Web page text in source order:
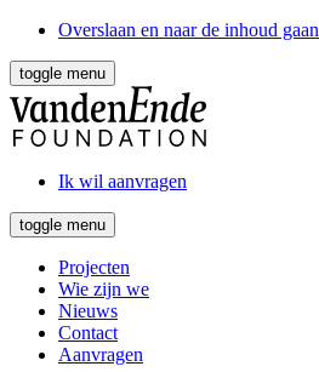
Overslaan en naar de inhoud gaan
toggle menu
Ik wil aanvragen
toggle menu
Projecten
Wie zijn we
Nieuws
Contact
Aanvragen